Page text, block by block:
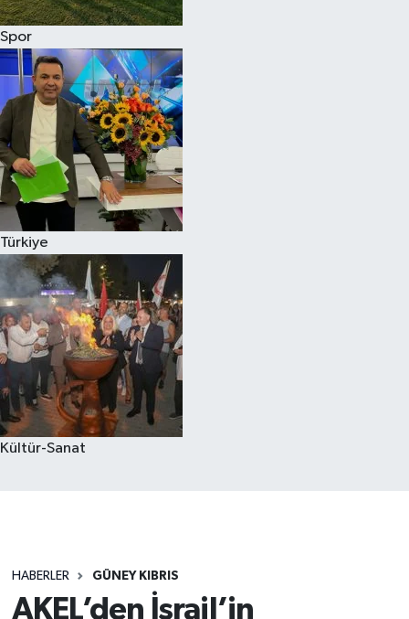
Spor
Türkiye
Kültür-Sanat
HABERLER GÜNEY KIBRIS
AKEL’den İsrail’in